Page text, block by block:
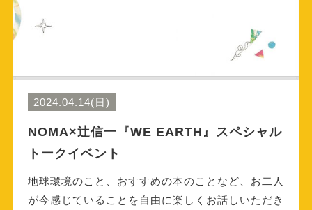
2024.04.14(日)
NOMA×辻信一『WE EARTH』スペシャル
トークイベント
地球環境のこと、おすすめの本のことなど、お二人
が今感じていることを自由に楽しくお話しいただき